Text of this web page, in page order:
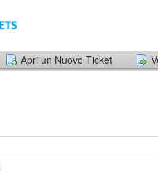
Apri un Nuovo Ticket